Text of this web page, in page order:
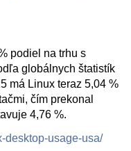
podiel na trhu s
globálnych štatistík
má Linux teraz 5,04 %
čím prekonal
4,76 %.
desktop-usage-usa/